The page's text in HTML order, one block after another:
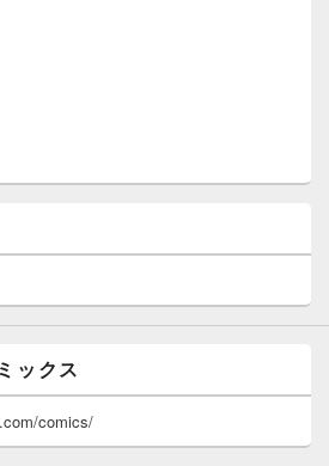
ックス
comics/